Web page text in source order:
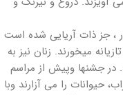
، جز ذات آریایی شده است
میخورند. زنان نیز به
در جشنها وپیش از مراسم
حیوانات را می آزارند وبا